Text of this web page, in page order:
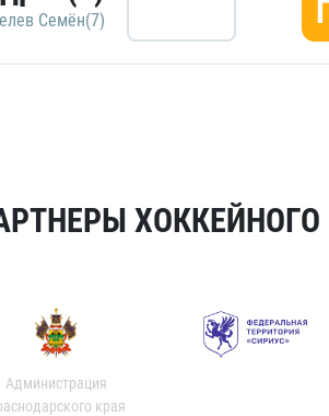
Семён(7)
ХОККЕЙНОГО
Администрация
края